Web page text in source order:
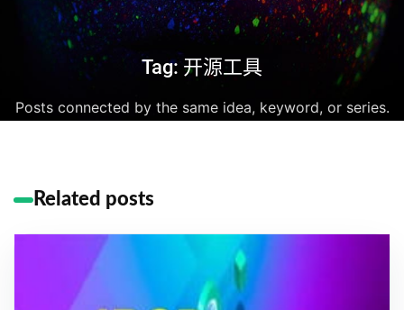
Tag: 开源工具
Posts connected by the same idea, keyword, or series.
Related posts